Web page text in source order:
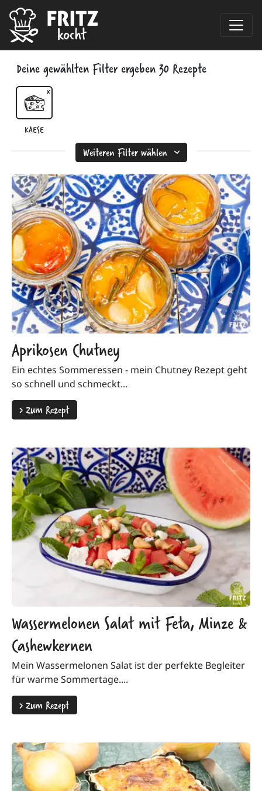
Deine gewählten Filter ergeben30 Rezepte
KAESE
Weiteren Filter wählen
Aprikosen Chutney
Ein echtes Sommeressen - mein Chutney Rezept geht
so schnell und schmeckt...
>Zum Rezept
Wassermelonen Salat mit Feta, Minze &
Cashewkernen
Mein Wassermelonen Salat ist der perfekte Begleiter
für warme Sommertage....
>Zum Rezept